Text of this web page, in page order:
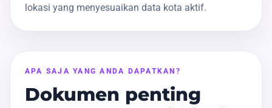
lokasi yang menyesuaikan data kota aktif.
APA SAJA YANG ANDA DAPATKAN?
Dokumen penting